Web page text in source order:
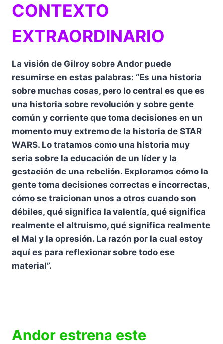
CONTEXTO
EXTRAORDINARIO
La visión de Gilroy sobre Andor puede
resumirse en estas palabras: “Es una historia
sobre muchas cosas, pero lo central es que es
una historia sobre revolución y sobre gente
común y corriente que toma decisiones en un
momento muy extremo de la historia de STAR
WARS. Lo tratamos como una historia muy
seria sobre la educación de un líder y la
gestación de una rebelión. Exploramos cómo la
gente toma decisiones correctas e incorrectas,
cómo se traicionan unos a otros cuando son
débiles, qué significa la valentía, qué significa
realmente el altruismo, qué significa realmente
el Mal y la opresión. La razón por la cual estoy
aquí es para reflexionar sobre todo ese
material”.
Andor estrena este